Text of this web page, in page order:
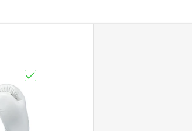
Bokshandschoenen - Zwart | Pro Kwaliteit &